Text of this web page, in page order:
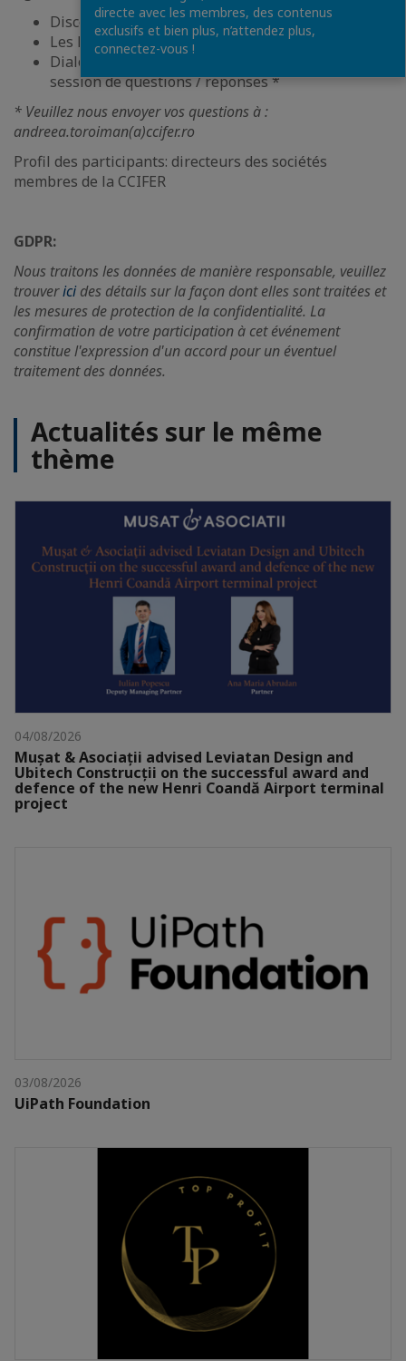
Discours d’ouverture
Les Projets de développement
Dialogue avec les membres de la CCIFER et
session de questions / réponses *
* Veuillez nous envoyer vos questions à :
andreea.toroiman(a)ccifer.ro
Profil des participants: directeurs des sociétés
membres de la CCIFER
GDPR:
Nous traitons les données de manière responsable, veuillez
trouvericides détails sur la façon dont elles sont traitées et
les mesures de protection de la confidentialité. La
confirmation de votre participation à cet événement
constitue l'expression d'un accord pour un éventuel
traitement des données.
Actualités sur le même
thème
04/08/2026
Mușat & Asociații advised Leviatan Design and
Ubitech Construcții on the successful award and
defence of the new Henri Coandă Airport terminal
project
03/08/2026
UiPath Foundation
directe avec les membres, des contenus
exclusifs et bien plus, n’attendez plus,
connectez-vous !